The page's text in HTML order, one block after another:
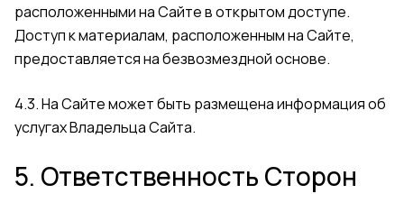
расположенными на Сайте в открытом доступе.
Доступ к материалам, расположенным на Сайте,
предоставляется на безвозмездной основе.
4.3. На Сайте может быть размещена информация об
услугах Владельца Сайта.
5. Ответственность Сторон